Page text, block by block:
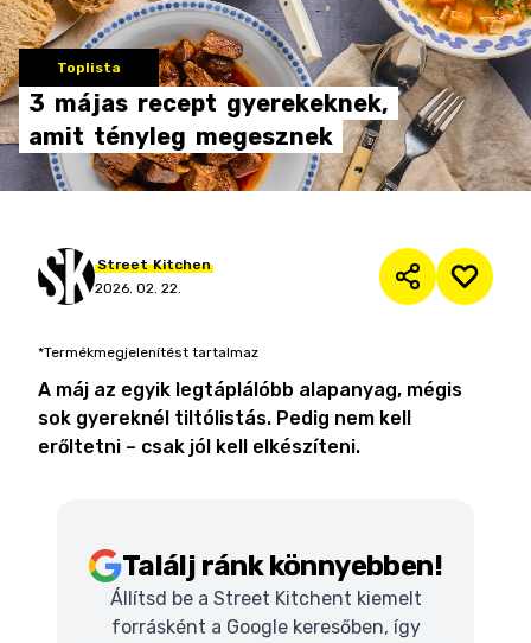
Toplista
3 májas recept gyerekeknek,
amit tényleg megesznek
Street Kitchen
2026. 02. 22.
*Termékmegjelenítést tartalmaz
A máj az egyik legtáplálóbb alapanyag, mégis
sok gyereknél tiltólistás. Pedig nem kell
erőltetni – csak jól kell elkészíteni.
Találj ránk könnyebben!
Állítsd be a Street Kitchent kiemelt
forrásként a Google keresőben, így